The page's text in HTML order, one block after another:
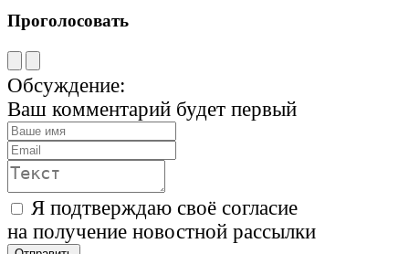
Проголосовать
Обсуждение:
Ваш комментарий будет первый
Я подтверждаю своё согласие
на получение новостной рассылки